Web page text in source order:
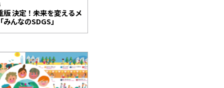
版 決定！未来を変えるメ
んなのSDGS」